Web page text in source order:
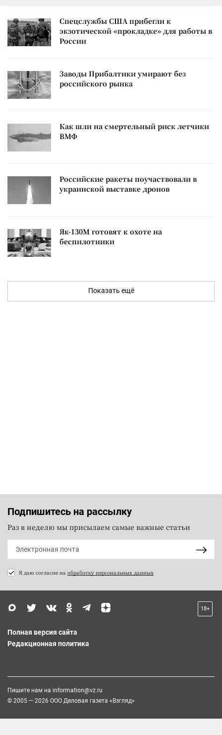
Спецслужбы США прибегли к
экзотической «прокладке» для работы в
России
Заводы Прибалтики умирают без
российского рынка
Как шли на смертельный риск летчики
ВМФ
Российские ракеты поучаствовали в
украинской выставке дронов
Як-130М готовят к охоте на
беспилотники
Показать ещё
Подпишитесь на рассылку
Раз в неделю мы присылаем самые важные статьи
Я даю согласие на обработку персональных данных
18+
Полная версия сайта
Редакционная политика
Пишите нам на information@vz.ru
© 2005 — 2026 ООО Деловая газета «Взгляд»